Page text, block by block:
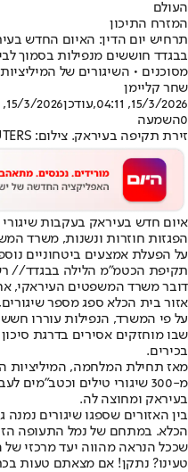
העולם
המזרח התיכון
תרחיש יום הדין: האיום החדש
בבגדד חוששים מנפילות בסמוך
מסוכנים • השיגורים של
שחר קליימן
15/3/2026, 04:11
,עודכן15/3/2026, 05:46
0השמעה
זירת תקיפה בעיראק. צילום: REUTERS
איום חדש בעיראק בעקבות
הפגזות חוזרות ונשנות, משרד
על הפעלת אמצעים ביטחוניים
תקיפת הכטמ"מ הלילה בבגדד//
דובר משרד המשפטים העיראקי,
אזור בית הכלא ספג מספר
על פי המשרד, הנפילות עוררו
שבו מוחזקים אסירים בדרגת
בכירים.
מאז תחילת המלחמה, המיליציות
מ-300 שיגורי טילים
בעיראק ומחוצה לה.
בין האזורים שספגו שיגורים
הכלא. במתחם של נמל התעופה
שככל הנראה מהווה יעד מרכזי של
טעינו? נתקן! אם מצאתם טעות